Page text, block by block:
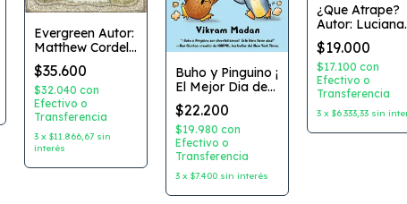
Evergreen Autor:
Matthew Cordell
Editorial: Oceano
Travesia
$35.600
$32.040 con
Efectivo o
Transferencia
3 x $11.866,67 sin
interés
Buho y Pinguino ¡
El Mejor Dia de
Todos!
Coleccion: Mini
Comic Autor:
VikramMadan
Editorial:
Corimbo
$22.200
$19.980 con
Efectivo o
Transferencia
3 x $7.400 sin interés
¿Que Atrape?
Autor: Luciana
Feito Editorial:
Gerbera
$19.000
$17.100con
Efectivo o
Transferencia
3 x$6.333,33 sin